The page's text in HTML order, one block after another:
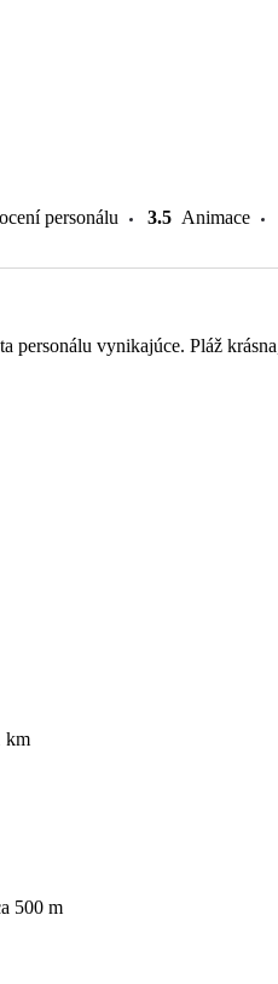
personálu 3.5 Animace
personálu vynikajúce. Pláž
km
500 m